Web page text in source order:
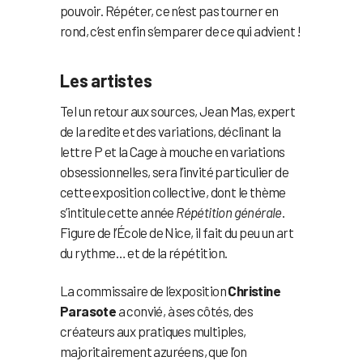
pouvoir. Répéter, ce n’est pas tourner en
rond, c’est enfin s’emparer de ce qui advient !
Les artistes
Tel un retour aux sources, Jean Mas, expert
de la redite et des variations, déclinant la
lettre P et la Cage à mouche en variations
obsessionnelles, sera l’invité particulier de
cette exposition collective, dont le thème
s’intitule cette année Répétition générale.
Figure de l’École de Nice, il fait du peu un art
du rythme… et de la répétition.
La commissaire de l’expositionChristine
Parasotea convié, à ses côtés, des
créateurs aux pratiques multiples,
majoritairement azuréens, que l’on